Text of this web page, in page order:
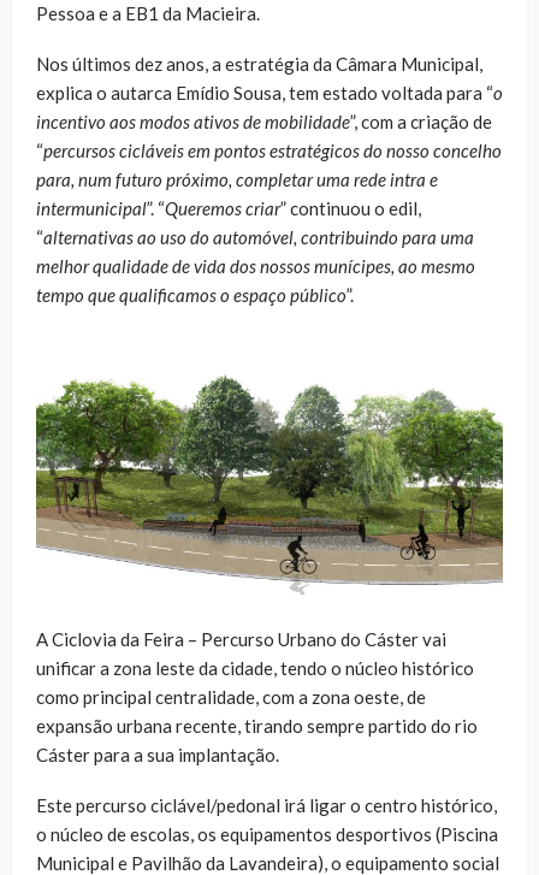
Pessoa e a EB1 da Macieira.
Nos últimos dez anos, a estratégia da Câmara Municipal,
explica o autarca Emídio Sousa, tem estado voltada para “o
incentivo aos modos ativos de mobilidade”, com a criação de
“percursos cicláveis em pontos estratégicos do nosso concelho
para, num futuro próximo, completar uma rede intra e
intermunicipal”. “Queremos criar” continuou o edil,
“alternativas ao uso do automóvel, contribuindo para uma
melhor qualidade de vida dos nossos munícipes, ao mesmo
tempo que qualificamos o espaço público”.
A Ciclovia da Feira – Percurso Urbano do Cáster vai
unificar a zona leste da cidade, tendo o núcleo histórico
como principal centralidade, com a zona oeste, de
expansão urbana recente, tirando sempre partido do rio
Cáster para a sua implantação.
Este percurso ciclável/pedonal irá ligar o centro histórico,
o núcleo de escolas, os equipamentos desportivos (Piscina
Municipal e Pavilhão da Lavandeira), o equipamento social